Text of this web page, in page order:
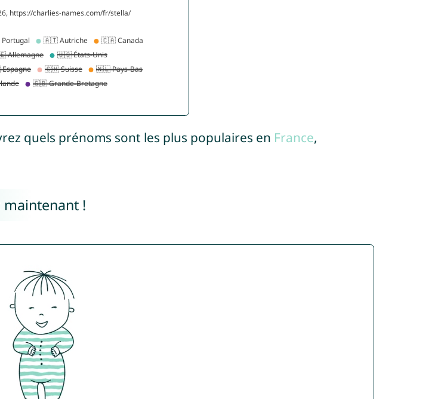
quels prénoms sont les plus populaires en France,
maintenant !